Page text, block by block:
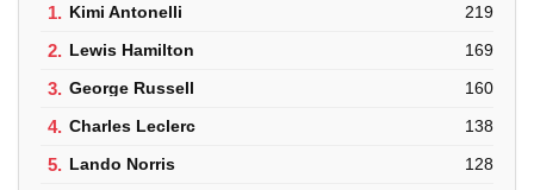
1. Kimi Antonelli 219
2. Lewis Hamilton 169
3. George Russell 160
4. Charles Leclerc 138
5. Lando Norris 128